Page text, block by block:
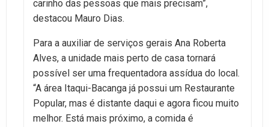
carinho das pessoas que mais precisam”,
destacou Mauro Dias.
Para a auxiliar de serviços gerais Ana Roberta
Alves, a unidade mais perto de casa tornará
possível ser uma frequentadora assídua do local.
“A área Itaqui-Bacanga já possui um Restaurante
Popular, mas é distante daqui e agora ficou muito
melhor. Está mais próximo, a comida é